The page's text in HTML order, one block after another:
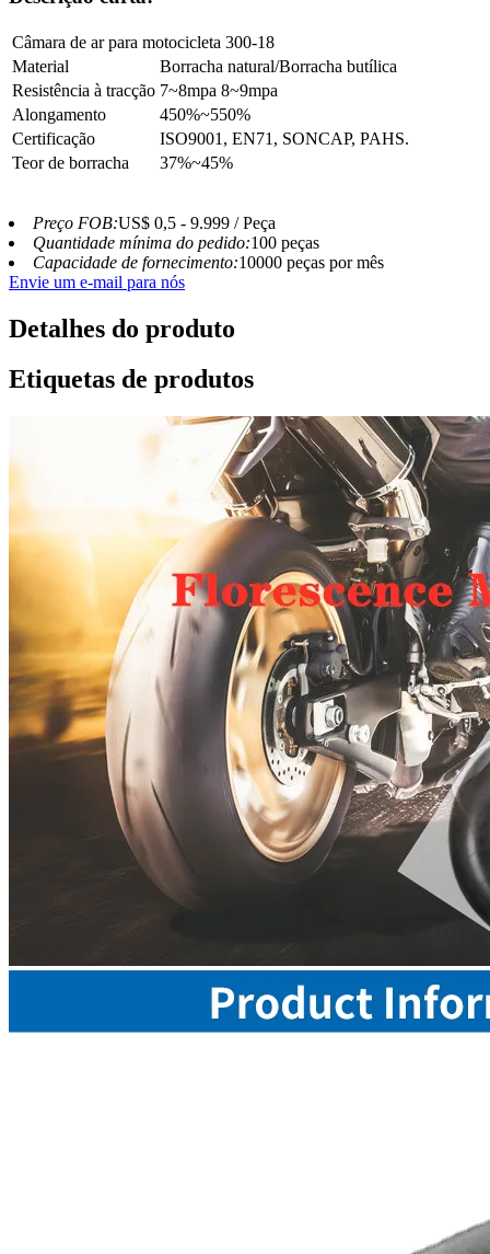
Câmara de ar para motocicleta 300-18
Material
Borracha natural/Borracha butílica
Resistência à tracção 7~8mpa 8~9mpa
Alongamento
450%~550%
Certificação
ISO9001, EN71, SONCAP, PAHS.
Teor de borracha
37%~45%
Preço FOB:US$ 0,5 - 9.999 / Peça
Quantidade mínima do pedido:100 peças
Capacidade de fornecimento:10000 peças por mês
Envie um e-mail para nós
Detalhes do produto
Etiquetas de produtos